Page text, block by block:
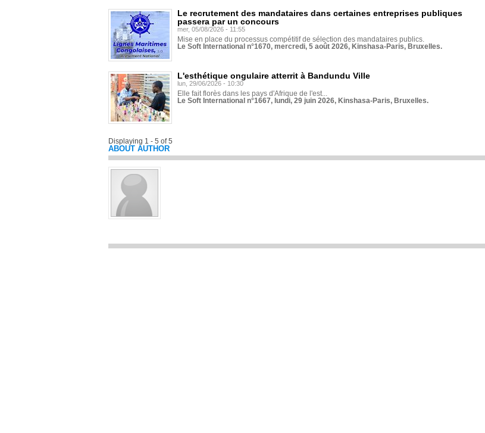
Le recrutement des mandataires dans certaines entreprises publiques
passera par un concours
mer, 05/08/2026 - 11:55
Mise en place du processus compétitif de sélection des mandataires publics.
Le Soft International n°1670, mercredi, 5 août 2026, Kinshasa-Paris, Bruxelles.
L'esthétique ongulaire atterrit à Bandundu Ville
lun, 29/06/2026 - 10:30
Elle fait florès dans les pays d'Afrique de l'est...
Le Soft International n°1667, lundi, 29 juin 2026, Kinshasa-Paris, Bruxelles.
Displaying 1 - 5 of 5
ABOUT AUTHOR